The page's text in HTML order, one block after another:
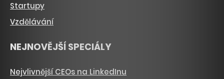
Startupy
Vzdělávání
NEJNOVĚJŠÍ SPECIÁLY
Nejvlivnější CEOs na LinkedInu